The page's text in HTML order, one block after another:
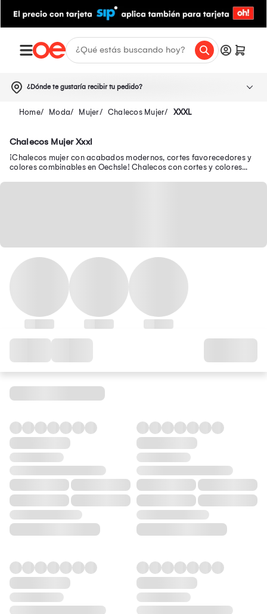
¿Dónde te gustaría recibir tu pedido?
Moda Mujer Chalecos Mujer XXXL
Chalecos Mujer Xxxl
¡Chalecos mujer con acabados modernos, cortes favorecedores y
colores combinables en Oechsle! Chalecos con cortes y colores